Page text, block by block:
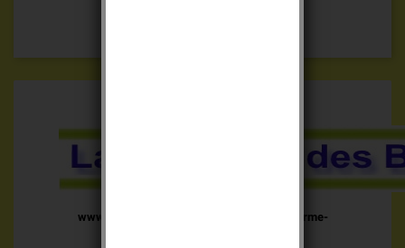
www.alarme-batterie.com devient www.alarme-